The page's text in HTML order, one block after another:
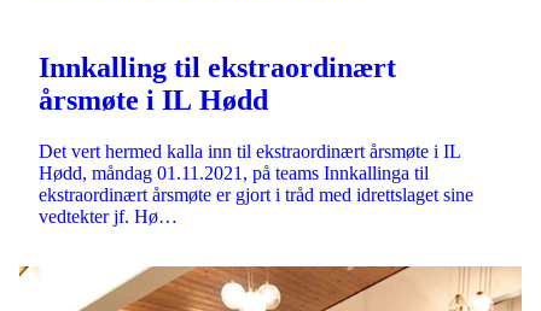
Innkalling til ekstraordinært
årsmøte i IL Hødd
Det vert hermed kalla inn til ekstraordinært årsmøte i IL
Hødd, måndag 01.11.2021, på teams Innkallinga til
ekstraordinært årsmøte er gjort i tråd med idrettslaget sine
vedtekter jf. Hø…